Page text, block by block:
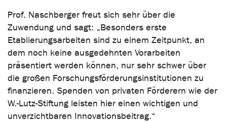
Prof. Naschberger freut sich sehr über die
Zuwendung und sagt: „Besonders erste
Etablierungsarbeiten sind zu einem Zeitpunkt, an
dem noch keine ausgedehnten Vorarbeiten
präsentiert werden können, nur sehr schwer über
die großen Forschungsförderungsinstitutionen zu
finanzieren. Spenden von privaten Förderern wie der
W.-Lutz-Stiftung leisten hier einen wichtigen und
unverzichtbaren Innovationsbeitrag.“